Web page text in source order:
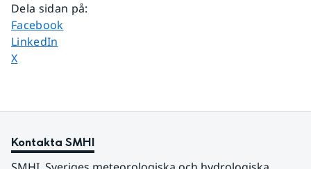
Dela sidan på:
Dela sidan på
Facebook
Dela sidan på
LinkedIn
Dela sidan på
X
Kontakta SMHI